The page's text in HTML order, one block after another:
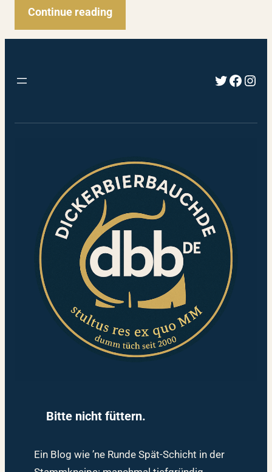
Continue reading
Twitter
Bitte nicht füttern.
Ein Blog wie ’ne Runde Spät-Schicht in der